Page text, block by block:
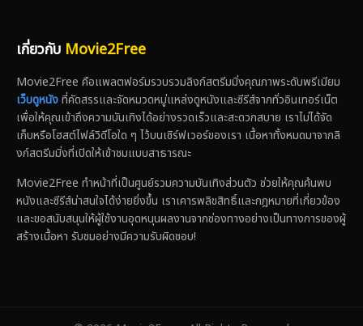
เกี่ยวกับ Movie2Free
Movie2Free คือแพลตฟอร์มรวบรวมลิงก์สตรีมมิ่งคุณภาพระดับพรีเมียม
เว็บดูหนังที่คัดสรรและจัดหมวดหมู่แหล่งดูหนังและซีรีส์จากทั่วอินเทอร์เน็ต
เพื่อให้คุณเข้าถึงความบันเทิงได้อย่างรวดเร็วและสะดวกสบาย เราไม่ได้จัด
เก็บหรือโฮสต์ไฟล์วิดีโอใด ๆ ไว้บนเซิร์ฟเวอร์ของเรา เนื้อหาทั้งหมดมาจากลิ
งก์สตรีมมิ่งที่เปิดให้เข้าชมแบบสาธารณะ
Movie2Free ทำหน้าที่เป็นศูนย์รวมความบันเทิงส่วนตัว ช่วยให้คุณค้นพบ
หนังและซีรีส์น่าสนใจได้ง่ายยิ่งขึ้น เราเคารพลิขสิทธิ์และกฎหมายที่เกี่ยวข้อง
และขอสนับสนุนให้ผู้ใช้งานอุดหนุนผลงานจากช่องทางอย่างเป็นทางการของผู้
สร้างเนื้อหา รับชมอย่างมีความรับผิดชอบ!